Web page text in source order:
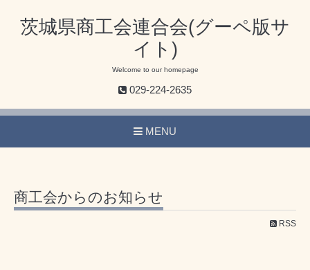
茨城県商工会連合会(グーペ版サ
イト)
Welcome to our homepage
029-224-2635
MENU
商工会からのお知らせ
RSS